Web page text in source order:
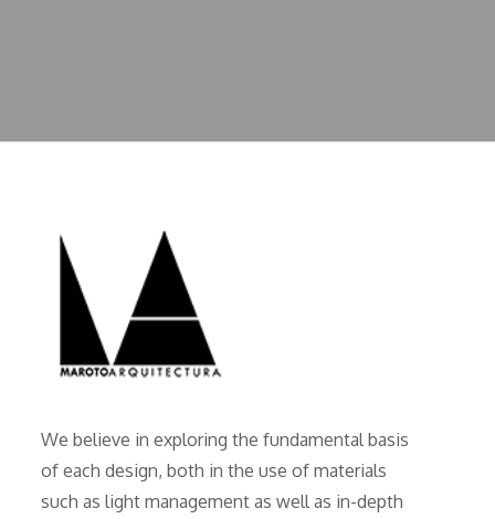
We believe in exploring the fundamental basis
of each design, both in the use of materials
such as light management as well as in-depth